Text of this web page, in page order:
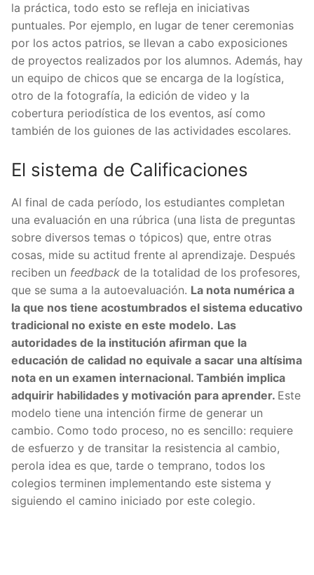
la práctica, todo esto se refleja en iniciativas
puntuales. Por ejemplo, en lugar de tener ceremonias
por los actos patrios, se llevan a cabo exposiciones
de proyectos realizados por los alumnos. Además, hay
un equipo de chicos que se encarga de la logística,
otro de la fotografía, la edición de video y la
cobertura periodística de los eventos, así como
también de los guiones de las actividades escolares.
El sistema de Calificaciones
Al final de cada período, los estudiantes completan
una evaluación en una rúbrica (una lista de preguntas
sobre diversos temas o tópicos) que, entre otras
cosas, mide su actitud frente al aprendizaje. Después
reciben un feedback de la totalidad de los profesores,
que se suma a la autoevaluación. La nota numérica a
la que nos tiene acostumbrados el sistema educativo
tradicional no existe en este modelo. Las
autoridades de la institución afirman que la
educación de calidad no equivale a sacar una altísima
nota en un examen internacional. También implica
adquirir habilidades y motivación para aprender. Este
modelo tiene una intención firme de generar un
cambio. Como todo proceso, no es sencillo: requiere
de esfuerzo y de transitar la resistencia al cambio,
perola idea es que, tarde o temprano, todos los
colegios terminen implementando este sistema y
siguiendo el camino iniciado por este colegio.